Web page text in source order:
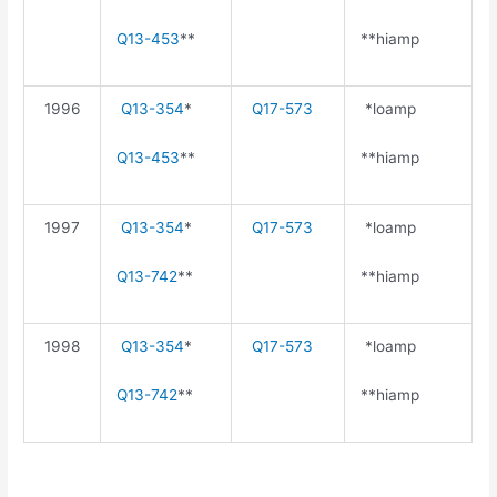
Q13-453** **hiamp
1996 Q13-354*
Q13-453**
Q17-573 *loamp
**hiamp
1997 Q13-354*
Q13-742**
Q17-573 *loamp
**hiamp
1998 Q13-354*
Q13-742**
Q17-573 *loamp
**hiamp